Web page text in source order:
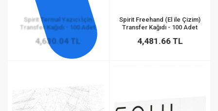
Spirit Termal Yazıcı İçin
Transfer Kağıdı - 100 Adet
4,630.04 TL
Spirit Freehand (El ile Çizim)
Transfer Kağıdı - 100 Adet
4,481.66 TL